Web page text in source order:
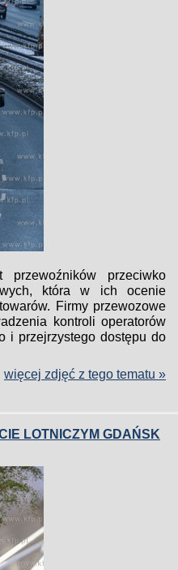
przeciwko
która w ich ocenie
Firmy przewozowe
kontroli operatorów
i przejrzystego dostępu do
więcej zdjęć z tego tematu »
LOTNICZYM GDAŃSK